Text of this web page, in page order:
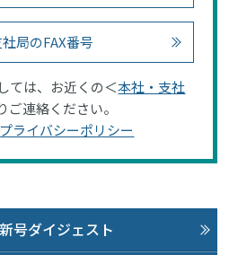
局のFAX番号
ては、お近くの＜本社・支社
ご連絡ください。
ライバシーポリシー
号ダイジェスト